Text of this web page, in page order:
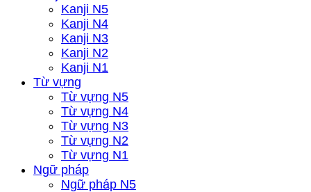
Kanji N5
Kanji N4
Kanji N3
Kanji N2
Kanji N1
Từ vựng
Từ vựng N5
Từ vựng N4
Từ vựng N3
Từ vựng N2
Từ vựng N1
Ngữ pháp
Ngữ pháp N5